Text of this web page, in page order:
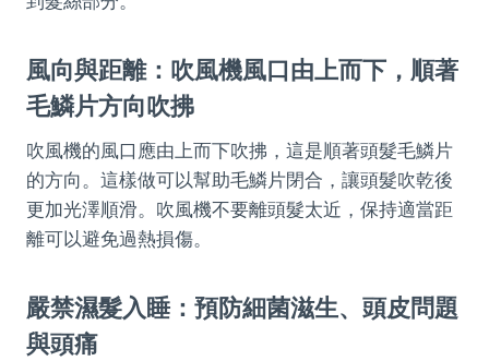
風向與距離：吹風機風口由上而下，順著
毛鱗片方向吹拂
吹風機的風口應由上而下吹拂，這是順著頭髮毛鱗片
的方向。這樣做可以幫助毛鱗片閉合，讓頭髮吹乾後
更加光澤順滑。吹風機不要離頭髮太近，保持適當距
離可以避免過熱損傷。
嚴禁濕髮入睡：預防細菌滋生、頭皮問題
與頭痛